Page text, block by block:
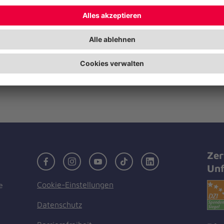
Anspruch nehmen zu können,
Voraussetzungen erfüllt sein.
Mehr Informationen dazu gibt
Hansestadt
. Die Versendung der Briefe erfolgt
das Land die Briefe mit den
FacebookInstagramYoutubeTikTok LinkedIn
Cookie-Einstellungen
Datenschutz